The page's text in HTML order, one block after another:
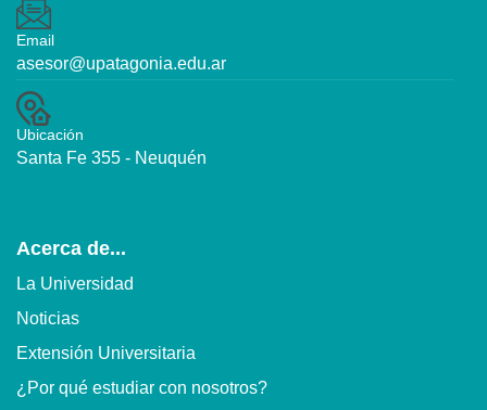
Email
asesor@upatagonia.edu.ar
Ubicación
Santa Fe 355 - Neuquén
Acerca de...
La Universidad
Noticias
Extensión Universitaria
¿Por qué estudiar con nosotros?